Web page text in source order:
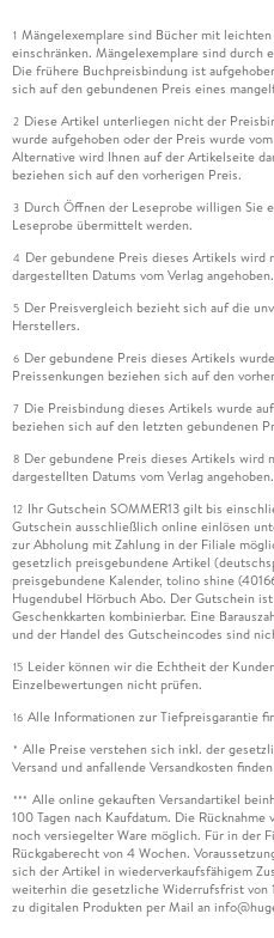
1 Mängelexemplare sind Bücher mit
einschränken. Mängelexemplare sind durch
Die frühere Buchpreisbindung ist
sich auf den gebundenen Preis eines
2 Diese Artikel unterliegen nicht der
wurde aufgehoben oder der Preis wurde
Alternative wird Ihnen auf der Artikelseite
beziehen sich auf den vorherigen Preis.
3 Durch Öffnen der Leseprobe willigen Sie
Leseprobe übermittelt werden.
4 Der gebundene Preis dieses Artikels wird
dargestellten Datums vom Verlag angehoben.
5 Der Preisvergleich bezieht sich auf die
Herstellers.
6 Der gebundene Preis dieses Artikels
Preissenkungen beziehen sich auf den
7 Die Preisbindung dieses Artikels wurde
beziehen sich auf den letzten gebundenen
8 Der gebundene Preis dieses Artikels wird
dargestellten Datums vom Verlag angehoben.
12 Ihr Gutschein SOMMER13 gilt bis
Gutschein ausschließlich online einlösen
zur Abholung mit Zahlung in der Filiale
gesetzlich preisgebundene Artikel
preisgebundene Kalender, tolino shine
Hugendubel Hörbuch Abo. Der Gutschein
Geschenkkarten kombinierbar. Eine
und der Handel des Gutscheincodes sind
15 Leider können wir die Echtheit der
Einzelbewertungen nicht prüfen.
16 Alle Informationen zur Tiefpreisgarantie
* Alle Preise verstehen sich inkl. der
Versand und anfallende Versandkosten
*** Alle online gekauften Versandartikel
100 Tagen nach Kaufdatum. Die
noch versiegelter Ware möglich. Für in der
Rückgaberecht von 4 Wochen.
sich der Artikel in wiederverkaufsfähigem
weiterhin die gesetzliche Widerrufsfrist von
zu digitalen Produkten per Mail an